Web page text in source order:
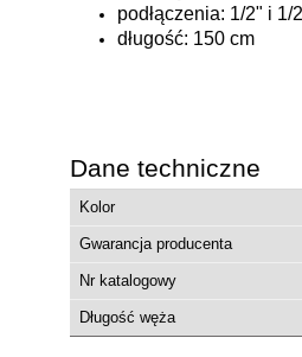
podłączenia: 1/2" i 1/
długość: 150 cm
Dane techniczne
Kolor
Gwarancja producenta
Nr katalogowy
Długość węża